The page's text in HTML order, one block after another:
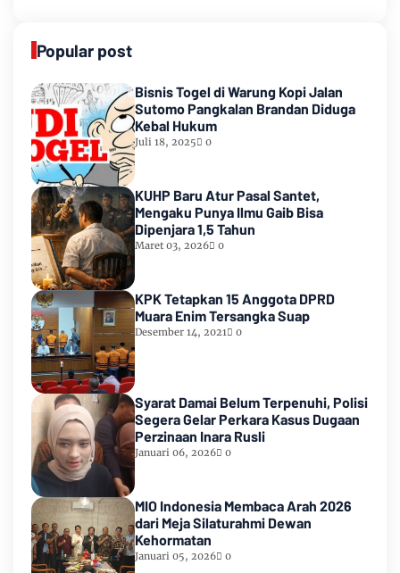
Popular post
Bisnis Togel di Warung Kopi Jalan
Sutomo Pangkalan Brandan Diduga
Kebal Hukum
Juli 18, 2025 0
KUHP Baru Atur Pasal Santet,
Mengaku Punya Ilmu Gaib Bisa
Dipenjara 1,5 Tahun
Maret 03, 2026 0
KPK Tetapkan 15 Anggota DPRD
Muara Enim Tersangka Suap
Desember 14, 2021 0
Syarat Damai Belum Terpenuhi, Polisi
Segera Gelar Perkara Kasus Dugaan
Perzinaan Inara Rusli
Januari 06, 2026 0
MIO Indonesia Membaca Arah 2026
dari Meja Silaturahmi Dewan
Kehormatan
Januari 05, 2026 0